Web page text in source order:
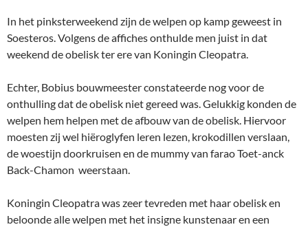
In het pinksterweekend zijn de welpen op kamp geweest in
Soesteros. Volgens de affiches onthulde men juist in dat
weekend de obelisk ter ere van Koningin Cleopatra.
Echter, Bobius bouwmeester constateerde nog voor de
onthulling dat de obelisk niet gereed was. Gelukkig konden de
welpen hem helpen met de afbouw van de obelisk. Hiervoor
moesten zij wel hiëroglyfen leren lezen, krokodillen verslaan,
de woestijn doorkruisen en de mummy van farao Toet-anck
Back-Chamon weerstaan.
Koningin Cleopatra was zeer tevreden met haar obelisk en
beloonde alle welpen met het insigne kunstenaar en een